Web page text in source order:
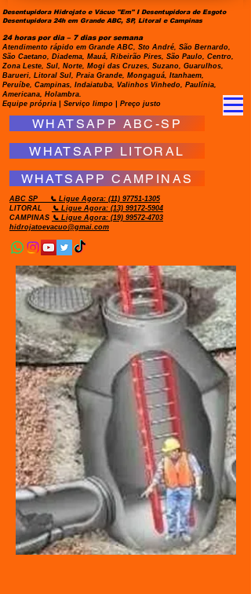
Desentupidora Hidrojato e Vácuo "Em" I Desentupidora de Esgoto
Desentupidora 24h em Grande ABC, SP, Litoral e Campinas
24 horas por dia – 7 dias por semana
Atendimento rápido em Grande ABC, Sto André, São Bernardo,
São Caetano, Diadema, Mauá, Ribeirão Pires, São Paulo, Centro,
Zona Leste, Sul, Norte, Mogi das Cruzes, Suzano, Guarulhos,
Barueri, Litoral Sul, Praia Grande, Mongaguá, Itanhaem,
Peruíbe, Campinas, Indaiatuba, Valinhos Vinhedo, Paulínia,
Americana, Holambra.
Equipe própria | Serviço limpo | Preço justo
WHATSAPP ABC-SP
WHATSAPP LITORAL
WHATSAPP CAMPINAS
ABC SP 📞 Ligue Agora: (11) 97751-1305
LITORAL
📞 Ligue Agora: (13) 99172-5904
CAMPINAS 📞 Ligue Agora: (19) 99572-4703
hidrojatoevacuo@gmai.com